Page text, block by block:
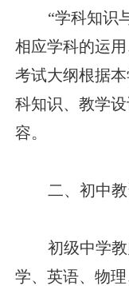
“学科知识
相应学科的运
考试大纲根据
科知识、教学
容。
二、初中
初级中学
学、英语、物